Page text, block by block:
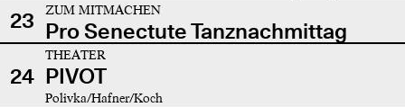
23
ZUM MITMACHEN
Pro Senectute Tanznachmittag
24
THEATER
PIVOT
Polivka/Hafner/Koch